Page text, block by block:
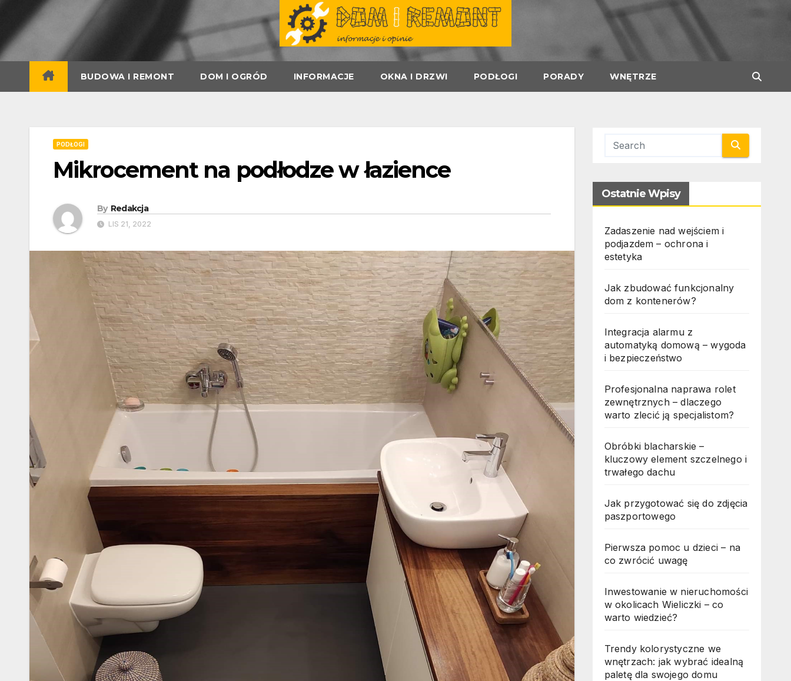
content
BUDOWA I REMONT DOM I OGRÓD INFORMACJE OKNA I DRZWI PODŁOGI PORADY WNĘTRZE
PODŁOGI
Mikrocement na podłodze w łazience
By Redakcja
LIS 21, 2022
Ostatnie Wpisy
Zadaszenie nad wejściem i
podjazdem – ochrona i
estetyka
Jak zbudować funkcjonalny
dom z kontenerów?
Integracja alarmu z
automatyką domową – wygoda
i bezpieczeństwo
Profesjonalna naprawa rolet
zewnętrznych – dlaczego
warto zlecić ją specjalistom?
Obróbki blacharskie –
kluczowy element szczelnego i
trwałego dachu
Jak przygotować się do zdjęcia
paszportowego
Pierwsza pomoc u dzieci – na
co zwrócić uwagę
Inwestowanie w nieruchomości
w okolicach Wieliczki – co
warto wiedzieć?
Trendy kolorystyczne we
wnętrzach: jak wybrać idealną
paletę dla swojego domu